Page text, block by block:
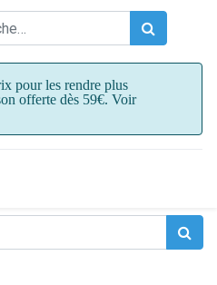
pour les rendre plus
offerte dès 59€. Voir